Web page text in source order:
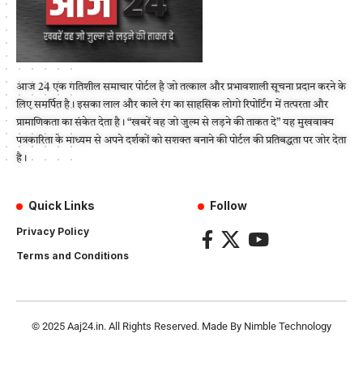
आज 24 एक गतिशील समाचार पोर्टल है जो तत्काल और प्रभावशाली सूचना प्रदान करने के
लिए समर्पित है। इसका लाल और काले रंग का साहसिक लोगो रिपोर्टिंग में तत्परता और
प्रामाणिकता का संकेत देता है। “खबरें वह जो जुल्म से लड़ने की ताकत दे” यह मुखवाक्य
पत्रकारिता के माध्यम से अपने दर्शकों को सशक्त बनाने की पोर्टल की प्रतिबद्धता पर जोर देता
है।
Quick Links
Privacy Policy
Terms and Conditions
Follow
© 2025 Aaj24.in. All Rights Reserved. Made By Nimble Technology